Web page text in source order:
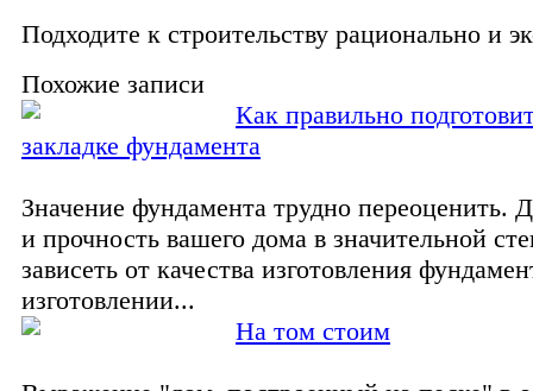
Подходите к строительству рационально и
Похожие записи
Как правильно
закладке фундамента
Значение фундамента трудно переоценить.
и прочность вашего дома в значительной
зависеть от качества изготовления
изготовлении...
На том стоим